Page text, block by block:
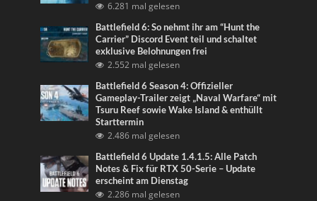
6.281 mal gelesen
Battlefield 6: So nehmt ihr am “Hunt the
Carrier” Discord Event teil und schaltet
exklusive Belohnungen frei
2.552 mal gelesen
Battlefield 6 Season 4: Offizieller
Gameplay-Trailer zeigt „Naval Warfare“ mit
Tsuru Reef sowie Wake Island & enthüllt
Starttermin
2.486 mal gelesen
Battlefield 6 Update 1.4.1.5: Alle Patch
Notes & Fix für RTX 50-Serie – Update
erscheint am Dienstag
2.286 mal gelesen